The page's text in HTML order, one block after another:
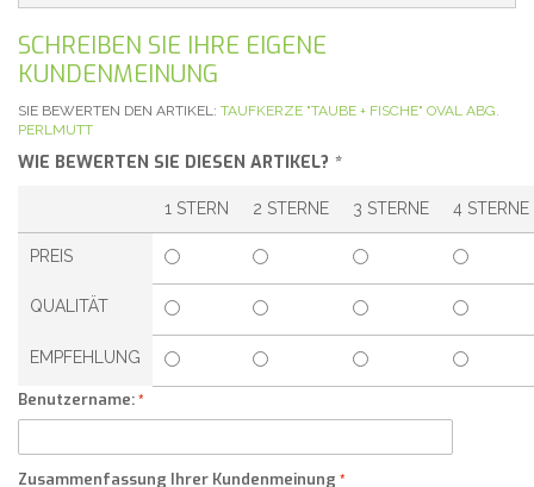
SCHREIBEN SIE IHRE EIGENE
KUNDENMEINUNG
SIE BEWERTEN DEN ARTIKEL: TAUFKERZE "TAUBE + FISCHE" OVAL ABG.
PERLMUTT
WIE BEWERTEN SIE DIESEN ARTIKEL? *
1 STERN 2 STERNE 3 STERNE 4 STERNE
PREIS
QUALITÄT
EMPFEHLUNG
Benutzername:
Zusammenfassung Ihrer Kundenmeinung